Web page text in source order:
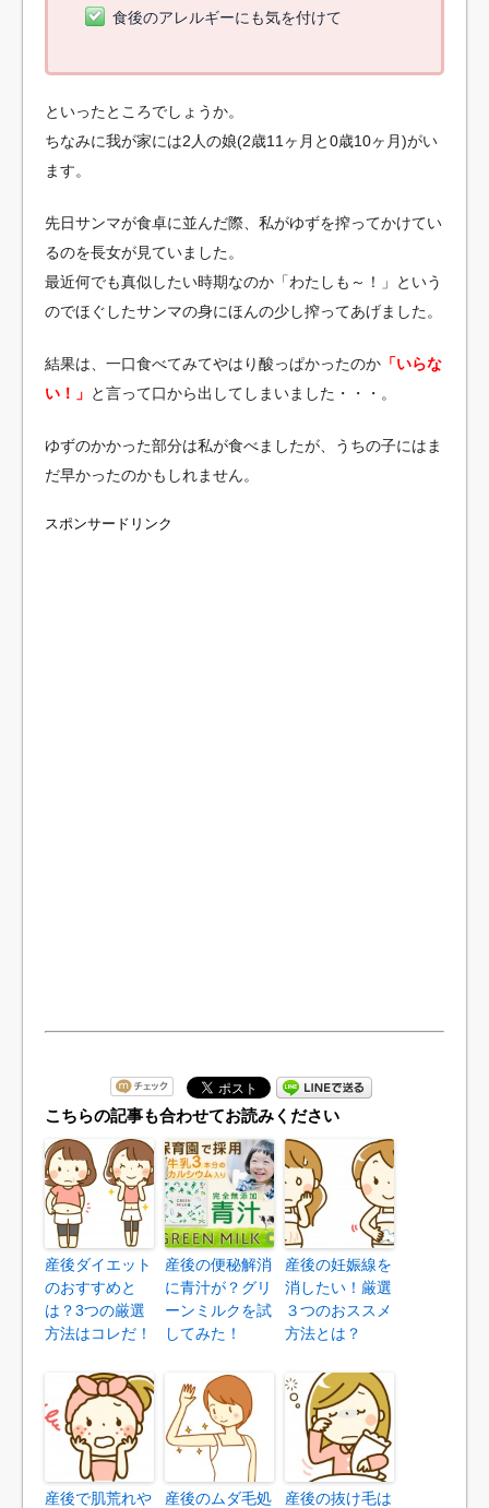
食後のアレルギーにも気を付けて
といったところでしょうか。
ちなみに我が家には2人の娘(2歳11ヶ月と0歳10ヶ月)がい
ます。
先日サンマが食卓に並んだ際、私がゆずを搾ってかけてい
るのを長女が見ていました。
最近何でも真似したい時期なのか「わたしも～！」という
のでほぐしたサンマの身にほんの少し搾ってあげました。
結果は、一口食べてみてやはり酸っぱかったのか 「いらな
い！」 と言って口から出してしまいました・・・。
ゆずのかかった部分は私が食べましたが、うちの子にはま
だ早かったのかもしれません。
スポンサードリンク
こちらの記事も合わせてお読みください
産後ダイエット
のおすすめと
は？3つの厳選
方法はコレだ！
産後の便秘解消
に青汁が？グリ
ーンミルクを試
してみた！
産後の妊娠線を
消したい！厳選
３つのおススメ
方法とは？
産後で肌荒れや
産後のムダ毛処
産後の抜け毛は